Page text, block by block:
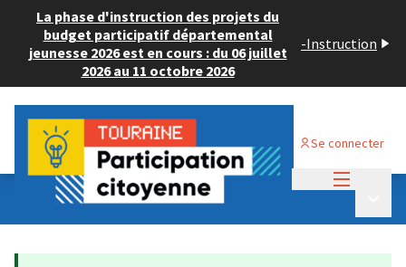
La phase d'instruction des projets du
budget participatif départemental
jeunesse 2026 est en cours : du 06 juillet
2026 au 11 octobre 2026
-Instruction
Se connecter
Budget Participatif JEUNESSE 2024
💡 Consulter les projets déposés